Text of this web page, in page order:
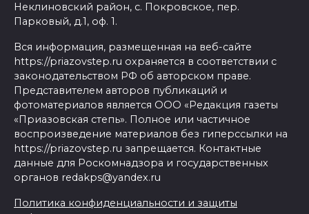
Неклиновский район, с. Покровское, пер.
Парковый, д.1, оф. 1.
Вся информация, размещенная на веб-сайте
https://priazovstep.ru охраняется в соответствии с
законодательством РФ об авторском праве.
Представителем авторов публикаций и
фотоматериалов является ООО «Редакция газеты
«Приазовская степь». Полное или частичное
воспроизведение материалов без гиперссылки на
https://priazovstep.ru запрещается. Контактные
данные для Роскомнадзора и государственных
органов redakps@yandex.ru
Политика конфиденциальности и защиты